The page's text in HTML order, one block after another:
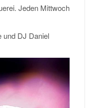
Jeden Mittwoch
und DJ Daniel